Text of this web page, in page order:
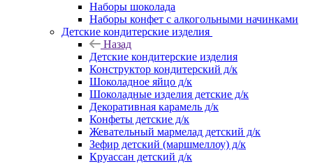
Наборы шоколада
Наборы конфет с алкогольными начинками
Детские кондитерские изделия
Назад
Детские кондитерские изделия
Конструктор кондитерский д/к
Шоколадное яйцо д/к
Шоколадные изделия детские д/к
Декоративная карамель д/к
Конфеты детские д/к
Жевательный мармелад детский д/к
Зефир детский (маршмеллоу) д/к
Круассан детский д/к